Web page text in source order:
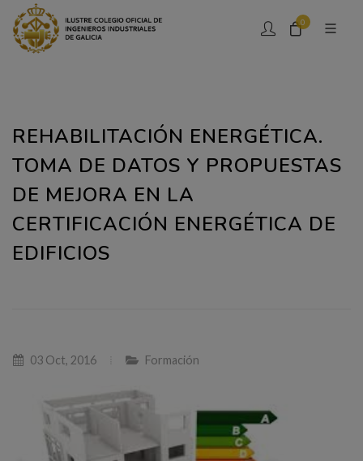
0
REHABILITACIÓN ENERGÉTICA.
TOMA DE DATOS Y PROPUESTAS
DE MEJORA EN LA
CERTIFICACIÓN ENERGÉTICA DE
EDIFICIOS
03 Oct, 2016 Formación